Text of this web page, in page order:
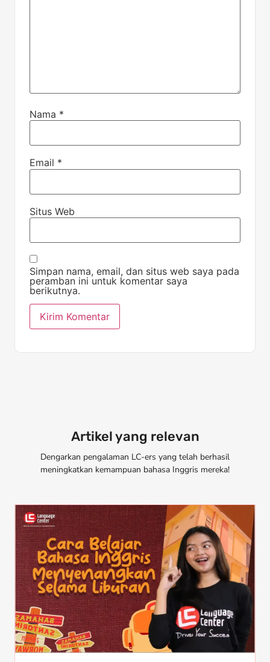
Nama *
Email *
Situs Web
Simpan nama, email, dan situs web saya pada
peramban ini untuk komentar saya
berikutnya.
Artikel yang relevan
Dengarkan pengalaman LC-ers yang telah berhasil
meningkatkan kemampuan bahasa Inggris mereka!